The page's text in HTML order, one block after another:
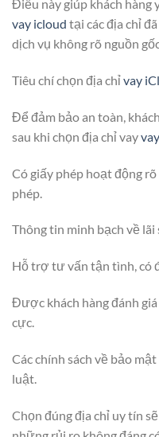
Điều này giúp khách hàng
vay icloud tại các địa chỉ
dịch vụ không rõ nguồn
Tiêu chí chọn địa chỉvay
Để đảm bảo an toàn,
sau khi chọn địa chỉ vay
Có giấy phép hoạt động
phép.
Thông tin minh bạch về lãi
Hỗ trợ tư vấn tận tình, có
Được khách hàng đánh
cực.
Các chính sách về bảo
luật.
Chọn đúng địa chỉ uy tín